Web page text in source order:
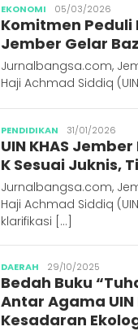
EKONOMI Publisher
05/03/2026
Komitmen Peduli
Jember Gelar
Jurnalbangsa.com,
Haji Achmad Siddiq
PENDIDIKAN Publisher
31/01/2026
UIN KHAS
K Sesuai Juknis,
Jurnalbangsa.com,
Haji Achmad Siddiq
klarifikasi […]
DAERAH Publisher
29/10/2025
Bedah Buku
Antar Agama UIN
Kesadaran